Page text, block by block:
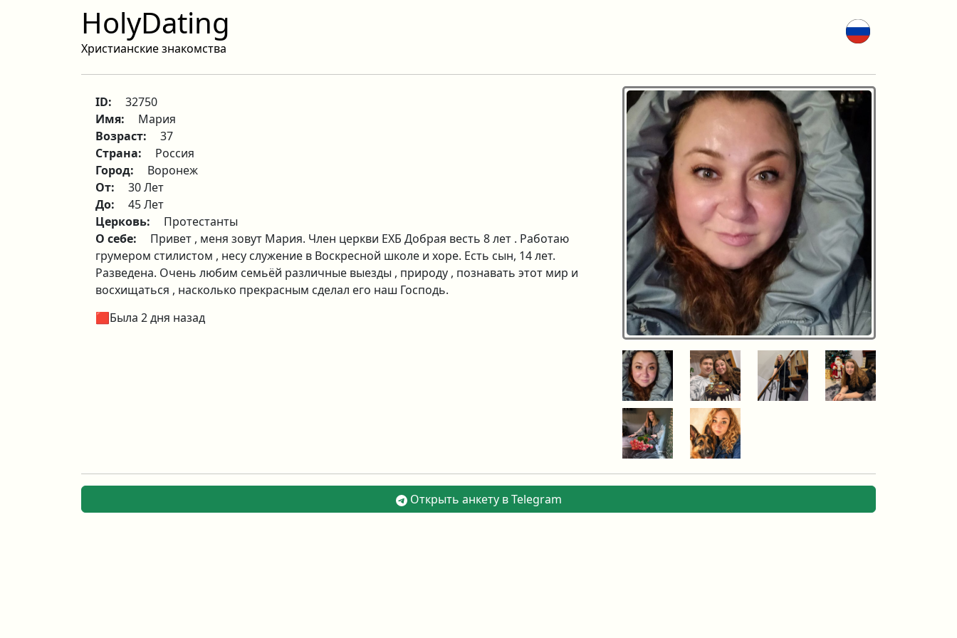
HolyDating
Христианские знакомства
ID:
32750
Имя:
Мария
Возраст:
37
Страна:
Россия
Город:
Воронеж
От:
30 Лет
До:
45 Лет
Церковь:
Протестанты
О себе:
Привет , меня зовут Мария. Член церкви ЕХБ Добрая весть 8 лет . Работаю
грумером стилистом , несу служение в Воскресной школе и хоре. Есть сын, 14 лет.
Разведена. Очень любим семьёй различные выезды , природу , познавать этот мир и
восхищаться , насколько прекрасным сделал его наш Господь.
🟥Была 2 дня назад
Открыть анкету в Telegram